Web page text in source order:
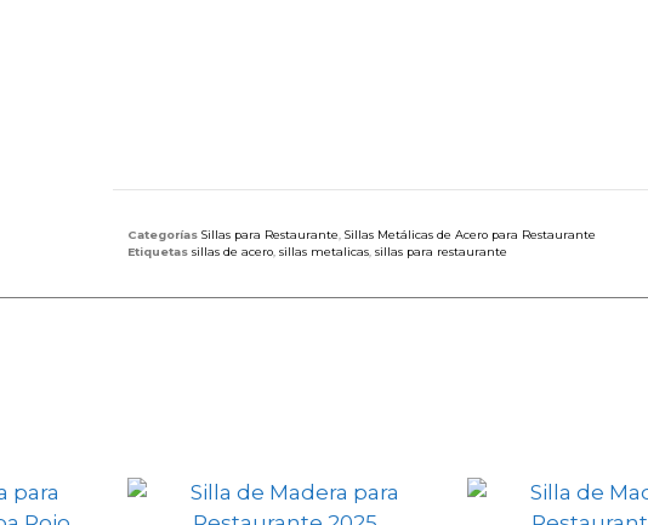
Categorías Sillas para Restaurante Sillas Metálicas de Acero para Restaurante
Etiquetas sillas de acero sillas metalicas sillas para restaurante